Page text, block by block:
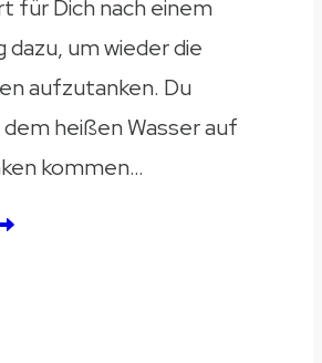
für Dich nach einem
dazu, um wieder die
aufzutanken. Du
heißen Wasser auf
kommen…